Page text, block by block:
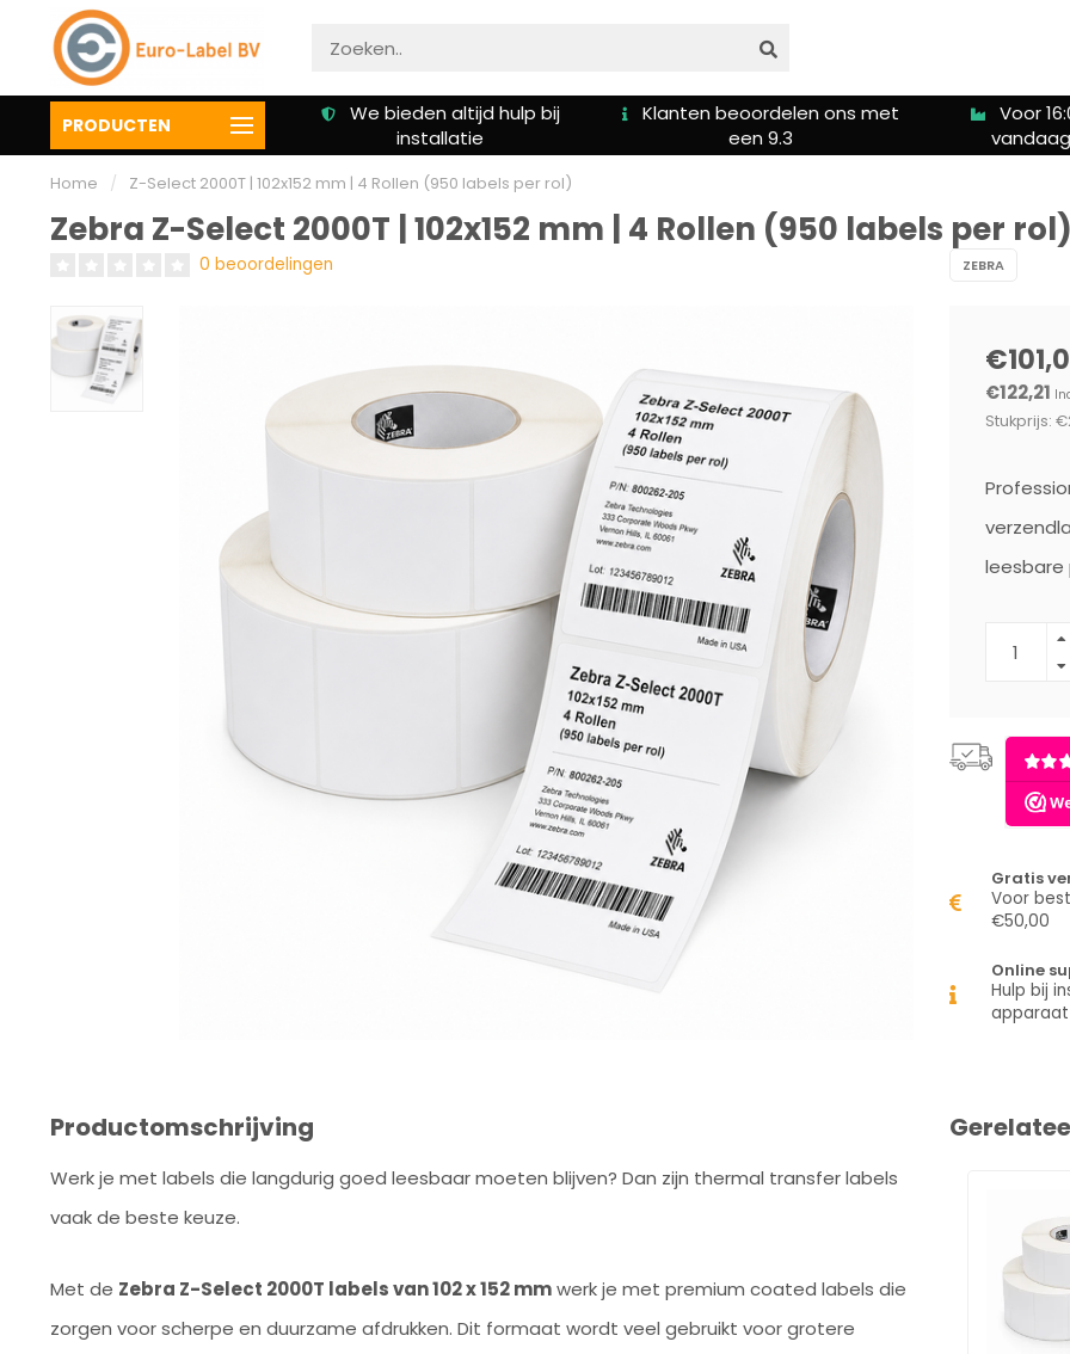
PRODUCTEN
We bieden altijd hulp bij
installatie
Klanten beoordelen ons met
een 9.3
Voor 16:00u besteld is
vandaag verzonden
Gratis
Home / Z-Select 2000T | 102x152 mm | 4 Rollen (950 labels per rol)
Zebra Z-Select 2000T | 102x152 mm | 4 Rollen (950 labels per rol)
0 beoordelingen ZEBRA
€122,21
Stukprijs:
leesbare
Gratis
Voor
€50,00
Online
Hulp bij
apparaat
Productomschrijving
Werk je met labels die langdurig goed leesbaar moeten blijven? Dan zijn thermal transfer labels
vaak de beste keuze.
Met de Zebra Z-Select 2000T labels van 102 x 152 mmwerk je met premium coated labels die
zorgen voor scherpe en duurzame afdrukken. Dit formaat wordt veel gebruikt voor grotere